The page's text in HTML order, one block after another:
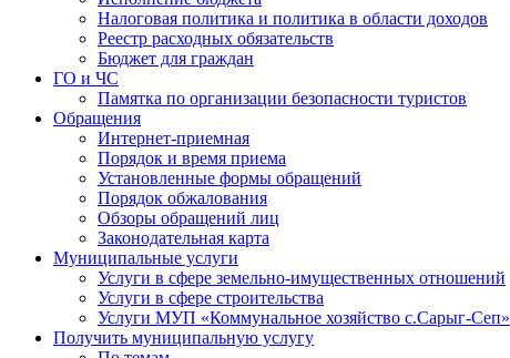
Налоговая политика и политика в области доходов
Реестр расходных обязательств
Бюджет для граждан
ГО и ЧС
Памятка по организации безопасности туристов
Обращения
Интернет-приемная
Порядок и время приема
Установленные формы обращений
Порядок обжалования
Обзоры обращений лиц
Законодательная карта
Муниципальные услуги
Услуги в сфере земельно-имущественных отношений
Услуги в сфере строительства
Услуги МУП «Коммунальное хозяйство с.Сарыг-Сеп»
Получить муниципальную услугу